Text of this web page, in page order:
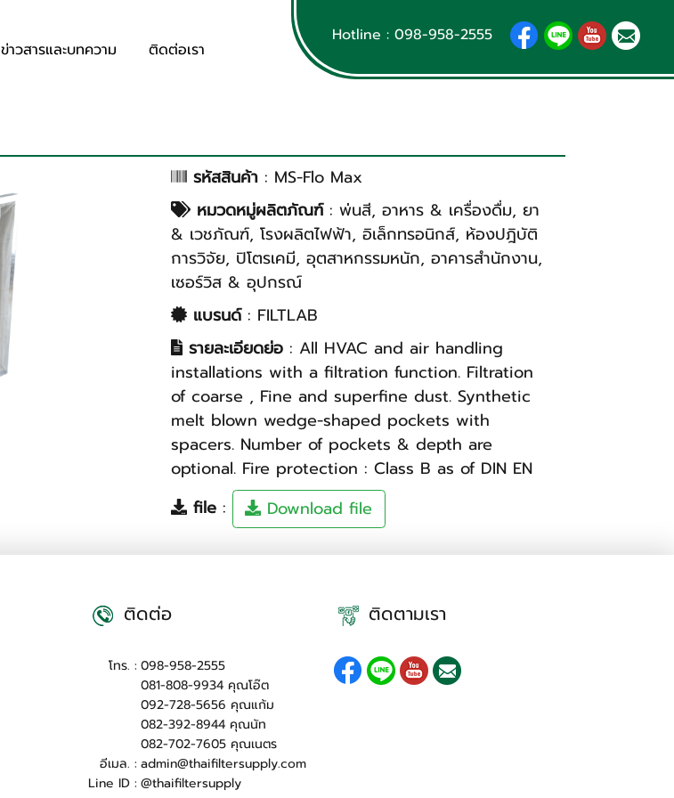
Hotline :098-958-2555
ข่าวสารและบทความ ติดต่อเรา
รหัสสินค้า : MS-Flo Max
หมวดหมู่ผลิตภัณฑ์ :พ่นสี,อาหาร & เครื่องดื่ม,ยา
& เวชภัณฑ์, โรงผลิตไฟฟ้า, อิเล็กทรอนิกส์, ห้องปฎิบัติ
การวิจัย, ปิโตรเคมี, อุตสาหกรรมหนัก, อาคารสำนักงาน,
เซอร์วิส & อุปกรณ์
แบรนด์ : FILTLAB
รายละเอียดย่อ : All HVAC and air handling
installations with a filtration function. Filtration
of coarse , Fine and superfine dust. Synthetic
melt blown wedge-shaped pockets with
spacers. Number of pockets & depth are
optional. Fire protection : Class B as of DIN EN
file: Download file
ติดต่อ
โทร. : 098-958-2555
081-808-9934 คุณโอ๊ต
092-728-5656 คุณแก้ม
082-392-8944 คุณนัท
082-702-7605 คุณเนตร
อีเมล. : admin@thaifiltersupply.com
Line ID : @thaifiltersupply
ติดตามเรา